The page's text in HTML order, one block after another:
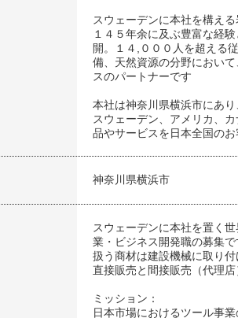
スウェーデンに本社を構え
１４５年余に及ぶ豊富な経
開。１４,０００人を超える
備、天然資源の分野におい
スのパートナーです
本社は神奈川県横浜市にあ
スウェーデン、アメリカ、
品やサービスを日本全国のお
神奈川県横浜市
スウェーデンに本社を置く
業・ビジネス開発職の募集で
扱う商材は建設機械に取り
直接販売と間接販売（代理店
ミッション：
日本市場におけるツール事